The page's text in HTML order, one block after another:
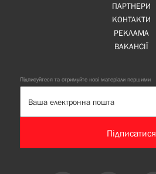
ПАРТНЕРИ
КОНТАКТИ
РЕКЛАМА
ВАКАНСІЇ
Підписуйтеся та отримуйте нові матеріали першими
Підписатися